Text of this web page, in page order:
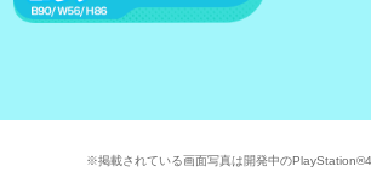
※掲載されている画面写真は開発中のPlayStation®4